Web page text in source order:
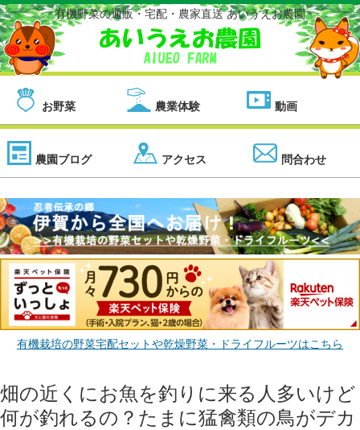
有機野菜の通販・宅配・農家直送 あいうえお農園
お野菜 農業体験 動画
農園ブログ アクセス 問合わせ
有機栽培の野菜宅配セットや乾燥野菜・ドライフルーツはこちら
畑の近くにお魚を釣りに来る人多いけど
何が釣れるの？たまに猛禽類の鳥がデカ